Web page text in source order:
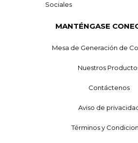
Sociales
MANTÉNGASE
Mesa de Generación de
Nuestros
Contáctenos
Aviso de
Términos y